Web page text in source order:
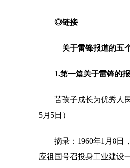
◎链接
关于雷锋报道的五
1.第一篇关于雷锋的
苦孩子成长为优秀人民
5月5日）
摘录：1960年1月8日
应祖国号召投身工业建设